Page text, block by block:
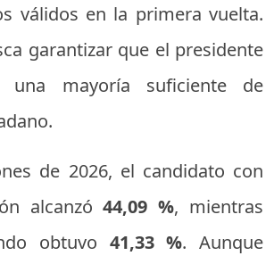
válidos en la primera vuelta.
garantizar que el presidente
una mayoría suficiente de
de 2026, el candidato con
alcanzó44,09 %, mientras
obtuvo 41,33 %. Aunque